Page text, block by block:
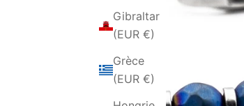
Gibraltar
(EUR €)
Grèce
(EUR €)